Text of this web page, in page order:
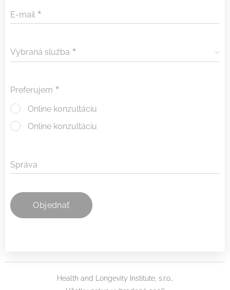
E-mail
Vybraná služba
Preferujem
Online konzultáciu
Online konzultáciu
Správa
Objednať
Health and Longevity Institute, s.r.o.,